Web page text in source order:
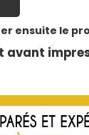
ensuite le
avant